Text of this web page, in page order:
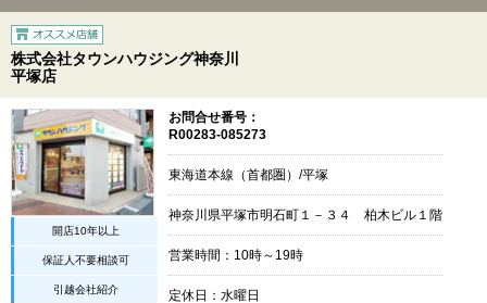
株式会社タウンハウジング神奈川
平塚店
開店10年以上
保証人不要相談可
引越会社紹介
お問合せ番号：
R00283-085273
東海道本線（首都圏）/平塚
神奈川県平塚市明石町１－３４ 柏木ビル１階
営業時間：10時～19時
定休日：水曜日